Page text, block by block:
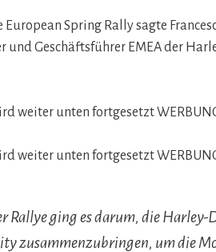
European Spring Rally sagte
und Geschäftsführer EMEA der
weiter unten fortgesetzt
weiter unten fortgesetzt
Rallye ging es darum, die Harley-
zusammenzubringen, um die